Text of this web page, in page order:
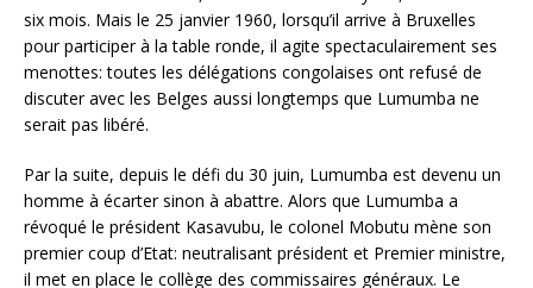
six mois. Mais le 25 janvier 1960, lorsqu’il arrive à Bruxelles
pour participer à la table ronde, il agite spectaculairement ses
menottes: toutes les délégations congolaises ont refusé de
discuter avec les Belges aussi longtemps que Lumumba ne
serait pas libéré.
Par la suite, depuis le défi du 30 juin, Lumumba est devenu un
homme à écarter sinon à abattre. Alors que Lumumba a
révoqué le président Kasavubu, le colonel Mobutu mène son
premier coup d’Etat: neutralisant président et Premier ministre,
il met en place le collège des commissaires généraux. Le